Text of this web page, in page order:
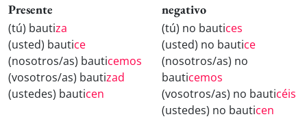
Presente
(tú) bautiza
(usted) bautice
(nosotros/as) bauticemos
(vosotros/as) bautizad
(ustedes) bauticen
negativo
(tú) no bautices
(usted) no bautice
(nosotros/as) no
bauticemos
(vosotros/as) no bauticéis
(ustedes) no bauticen